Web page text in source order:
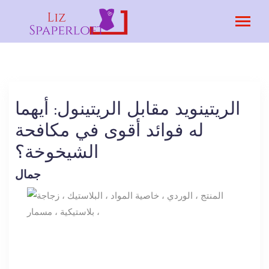
الريتينويد مقابل الريتينول: أيهما
له فوائد أقوى في مكافحة
الشيخوخة؟
جمال